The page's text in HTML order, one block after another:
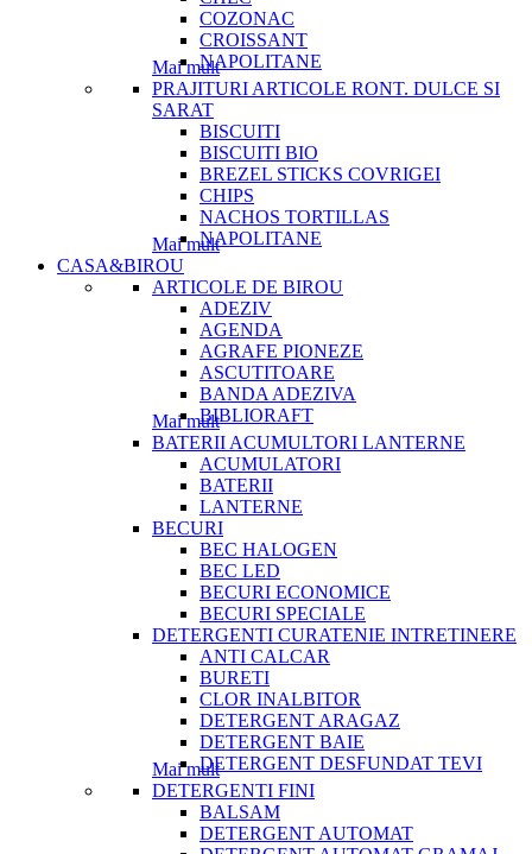
COZONAC
CROISSANT
NAPOLITANE
Mai mult
PRAJITURI ARTICOLE RONT. DULCE SI
SARAT
BISCUITI
BISCUITI BIO
BREZEL STICKS COVRIGEI
CHIPS
NACHOS TORTILLAS
NAPOLITANE
Mai mult
CASA&BIROU
ARTICOLE DE BIROU
ADEZIV
AGENDA
AGRAFE PIONEZE
ASCUTITOARE
BANDA ADEZIVA
BIBLIORAFT
Mai mult
BATERII ACUMULTORI LANTERNE
ACUMULATORI
BATERII
LANTERNE
BECURI
BEC HALOGEN
BEC LED
BECURI ECONOMICE
BECURI SPECIALE
DETERGENTI CURATENIE INTRETINERE
ANTI CALCAR
BURETI
CLOR INALBITOR
DETERGENT ARAGAZ
DETERGENT BAIE
DETERGENT DESFUNDAT TEVI
Mai mult
DETERGENTI FINI
BALSAM
DETERGENT AUTOMAT